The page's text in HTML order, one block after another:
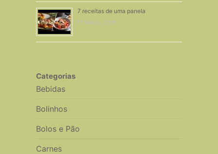
7 receitas de uma panela
17 Março, 2019
Categorias
Bebidas
Bolinhos
Bolos e Pão
Carnes